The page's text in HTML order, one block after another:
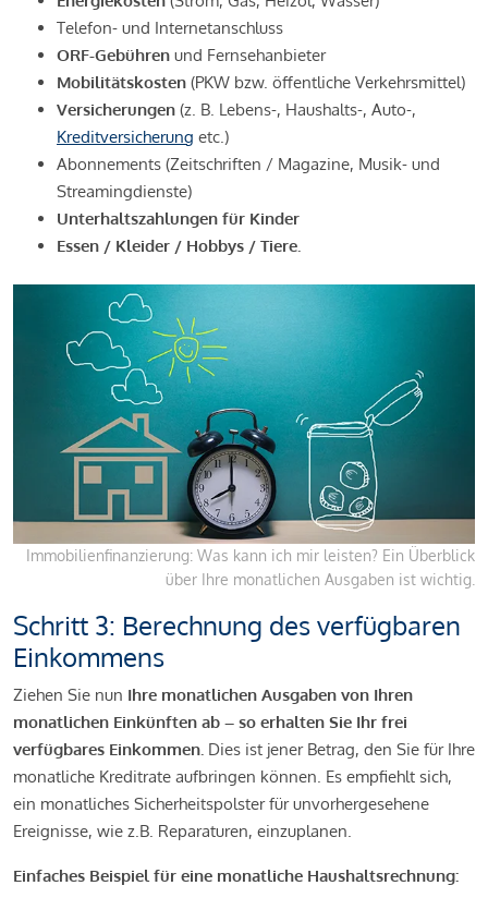
Telefon- und Internetanschluss
ORF-Gebühren und Fernsehanbieter
Mobilitätskosten (PKW bzw. öffentliche Verkehrsmittel)
Versicherungen (z. B. Lebens-, Haushalts-, Auto-,
Kreditversicherung etc.)
Abonnements (Zeitschriften / Magazine, Musik- und
Streamingdienste)
Unterhaltszahlungen für Kinder
Essen / Kleider / Hobbys / Tiere.
Immobilienfinanzierung: Was kann ich mir leisten? Ein Überblick
über Ihre monatlichen Ausgaben ist wichtig.
Schritt 3: Berechnung des verfügbaren
Einkommens
Ziehen Sie nun Ihre monatlichen Ausgaben von Ihren
monatlichen Einkünften ab – so erhalten Sie Ihr frei
verfügbares Einkommen. Dies ist jener Betrag, den Sie für Ihre
monatliche Kreditrate aufbringen können. Es empfiehlt sich,
ein monatliches Sicherheitspolster für unvorhergesehene
Ereignisse, wie z.B. Reparaturen, einzuplanen.
Einfaches Beispiel für eine monatliche Haushaltsrechnung: